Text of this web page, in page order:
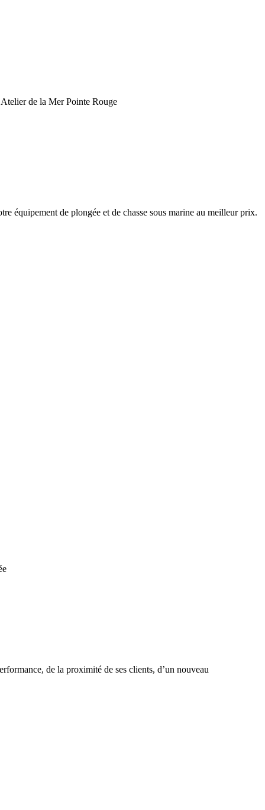
de la Mer Pointe Rouge
équipement de plongée et de chasse sous marine au meilleur prix.
de la proximité de ses clients, d’un nouveau